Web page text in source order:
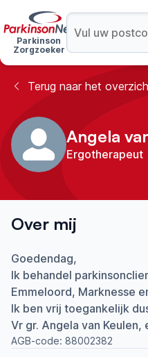
Parkinson
Zorgzoeker
Terug naar het
Angela
Ergotherapeut
Over mij
Goedendag,
Ik behandel
Emmeloord, Marknesse
Ik ben vrij toegankelijk
Vr gr. Angela van
AGB-code: 88002382